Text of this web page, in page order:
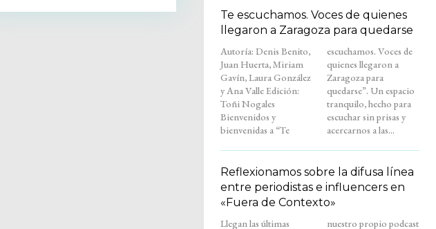
Te escuchamos. Voces de quienes
llegaron a Zaragoza para quedarse
Autoría: Denis Benito,
Juan Huerta, Miriam
Gavín, Laura González
y Ana Valle Edición:
Toñi Nogales
Bienvenidos y
bienvenidas a “Te
escuchamos. Voces de
quienes llegaron a
Zaragoza para
quedarse”. Un espacio
tranquilo, hecho para
escuchar sin prisas y
acercarnos a las...
Reflexionamos sobre la difusa línea
entre periodistas e influencers en
«Fuera de Contexto»
Llegan las últimas
nuestro propio podcast